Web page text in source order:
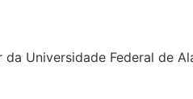
Universidade Federal de